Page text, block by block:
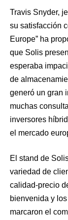
Travis Snyder,
su satisfacción
Europe” ha
que Solis
esperaba
de
generó un gran
muchas
inversores
el mercado
El stand de
variedad de
calidad-precio
bienvenida y
marcaron el